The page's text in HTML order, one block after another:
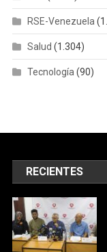
RSE-Venezuela
Salud (1.304)
Tecnología(90)
RECIENTES